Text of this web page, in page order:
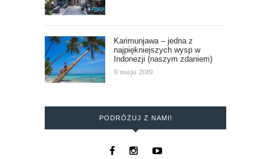
Karimunjawa – jedna z
najpiękniejszych wysp w
Indonezji (naszym zdaniem)
8 maja 2019
PODRÓŻUJ Z NAMI!